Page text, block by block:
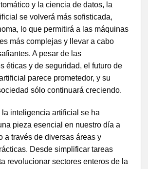
y la ciencia de datos, la
se volverá más sofisticada,
lo que permitirá a las máquinas
más complejas y llevar a cabo
A pesar de las
éticas y de seguridad, el futuro de
parece prometedor, y su
sólo continuará creciendo.
la inteligencia artificial se ha
pieza esencial en nuestro día a
a través de diversas áreas y
Desde simplificar tareas
revolucionar sectores enteros de la